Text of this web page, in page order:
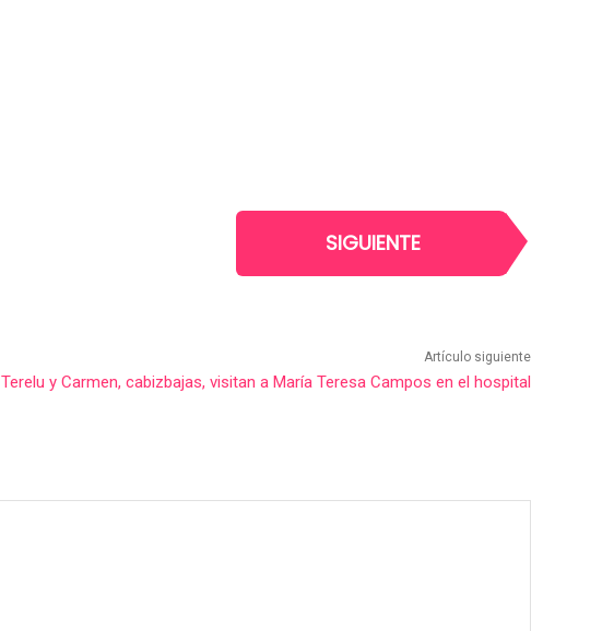
SIGUIENTE
Artículo siguiente
Terelu y Carmen, cabizbajas, visitan a María Teresa Campos en el hospital